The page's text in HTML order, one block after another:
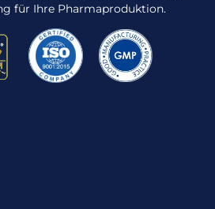
für Ihre Pharmaproduktion.